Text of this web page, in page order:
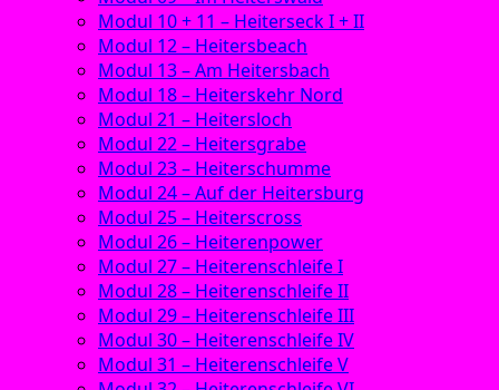
Modul 10 + 11 – Heiterseck I + II
Modul 12 – Heitersbeach
Modul 13 – Am Heitersbach
Modul 18 – Heiterskehr Nord
Modul 21 – Heitersloch
Modul 22 – Heitersgrabe
Modul 23 – Heiterschumme
Modul 24 – Auf der Heitersburg
Modul 25 – Heiterscross
Modul 26 – Heiterenpower
Modul 27 – Heiterenschleife I
Modul 28 – Heiterenschleife II
Modul 29 – Heiterenschleife III
Modul 30 – Heiterenschleife IV
Modul 31 – Heiterenschleife V